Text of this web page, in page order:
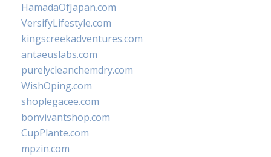
HamadaOfJapan.com
VersifyLifestyle.com
kingscreekadventures.com
antaeuslabs.com
purelycleanchemdry.com
WishOping.com
shoplegacee.com
bonvivantshop.com
CupPlante.com
mpzin.com